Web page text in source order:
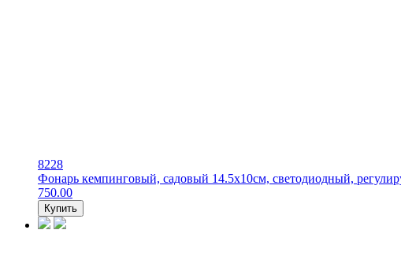
8228
Фонарь кемпинговый, садовый 14.5х10см, светодиодный,
750.00
Купить